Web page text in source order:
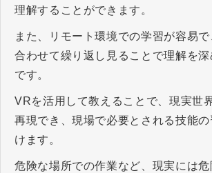
理解することができます。
また、リモート環境での学習が容易
合わせて繰り返し見ることで理解を
です。
VRを活用して教えることで、現実世
再現でき、現場で必要とされる技能
けます。
危険な場所での作業など、現実には